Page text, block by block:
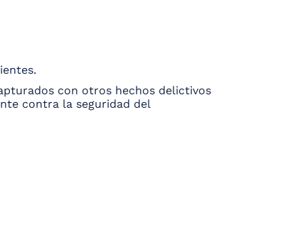
con otros hechos delictivos
contra la seguridad del